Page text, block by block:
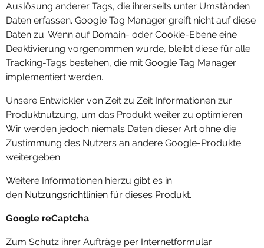
Auslösung anderer Tags, die ihrerseits unter Umständen
Daten erfassen. Google Tag Manager greift nicht auf diese
Daten zu. Wenn auf Domain- oder Cookie-Ebene eine
Deaktivierung vorgenommen wurde, bleibt diese für alle
Tracking-Tags bestehen, die mit Google Tag Manager
implementiert werden.
Unsere Entwickler von Zeit zu Zeit Informationen zur
Produktnutzung, um das Produkt weiter zu optimieren.
Wir werden jedoch niemals Daten dieser Art ohne die
Zustimmung des Nutzers an andere Google-Produkte
weitergeben.
Weitere Informationen hierzu gibt es in
den Nutzungsrichtlinien für dieses Produkt.
Google reCaptcha
Zum Schutz ihrer Aufträge per Internetformular